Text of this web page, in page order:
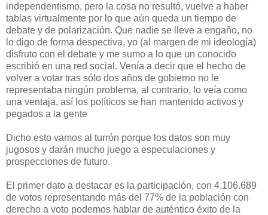
independentismo, pero la cosa no resultó, vuelve a haber
tablas virtualmente por lo que aún queda un tiempo de
debate y de polarización. Que nadie se lleve a engaño, no
lo digo de forma despectiva, yo (al margen de mi ideología)
disfruto con el debate y me sumo a lo que un conocido
escribió en una red social. Venía a decir que el hecho de
volver a votar tras sólo dos años de gobierno no le
representaba ningún problema, al contrario, lo veía como
una ventaja, así los políticos se han mantenido activos y
pegados a la gente
Dicho esto vamos al turrón porque los datos son muy
jugosos y darán mucho juego a especulaciones y
prospecciones de futuro.
El primer dato a destacar es la participación, con 4.106.689
de votos representando más del 77% de la población con
derecho a voto podemos hablar de auténtico éxito de la